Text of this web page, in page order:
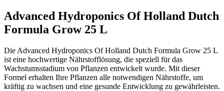
Advanced Hydroponics Of Holland Dutch
Formula Grow 25 L
Die Advanced Hydroponics Of Holland Dutch Formula Grow 25 L
ist eine hochwertige Nährstofflösung, die speziell für das
Wachstumsstadium von Pflanzen entwickelt wurde. Mit dieser
Formel erhalten Ihre Pflanzen alle notwendigen Nährstoffe, um
kräftig zu wachsen und eine gesunde Entwicklung zu gewährleisten.